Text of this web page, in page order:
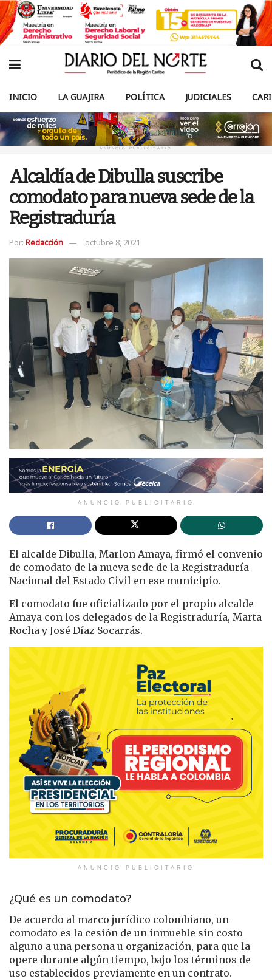
INICIO LA GUAJIRA POLÍTICA JUDICIALES
ANUNCIO PUBLICITARIO
Alcaldía de Dibulla suscribe
comodato para nueva sede de la
Registraduría
Por: Redacción octubre 8, 2021
ANUNCIO PUBLICITARIO
El alcalde Dibulla, Marlon Amaya, firmó el convenio
de comodato de la nueva sede de la Registraduría
Nacional del Estado Civil en ese municipio.
El comodato fue oficializado por el propio alcalde
Amaya con los delegados de la Registraduría, Marta
Rocha y José Díaz Socarrás.
ANUNCIO PUBLICITARIO
¿Qué es un comodato?
De acuerdo al marco jurídico colombiano, un
comodato es la cesión de un inmueble sin costo
alguno a una persona u organización, para que la
opere durante algún tiempo, bajo los términos de
uso establecidos previamente en un contrato.